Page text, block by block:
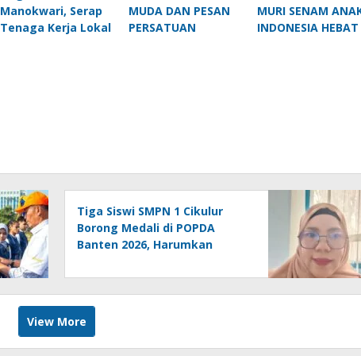
Manokwari, Serap
Tenaga Kerja Lokal
MUDA DAN PESAN
PERSATUAN
MURI SENAM
INDONESIA HEBAT
Tiga Siswi SMPN 1 Cikulur
Borong Medali di POPDA
Banten 2026, Harumkan
View More